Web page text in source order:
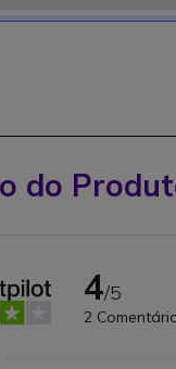
do
4/5
2